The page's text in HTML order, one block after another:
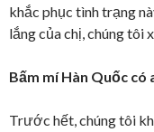
khắc phục tình trạng
lắng của chị, chúng tôi
Bấm mí Hàn Quốc có
Trước hết, chúng tôi